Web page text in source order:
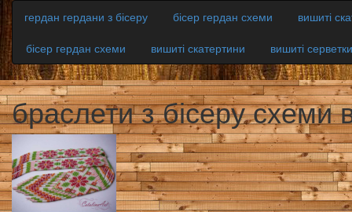
гердан гердани з бісеру бісер гердан схеми
вишиті
бісер гердан схеми
вишиті скатертини вишиті серветки
браслети з бісеру схеми